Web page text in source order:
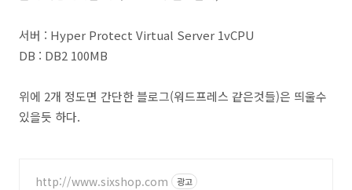
서버 : Hyper Protect Virtual Server 1vCPU
DB : DB2 100MB
위에 2개 정도면 간단한 블로그(워드프레스 같은것들)은 띄울수
있을듯 하다.
http://www.sixshop.com 광고